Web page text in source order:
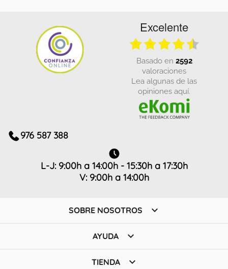
Excelente
basado en 2592
valoraciones
Lea algunas de las
opiniones aquí.
976 587 388
L-J: 9:00h a 14:00h - 15:30h a 17:30h
V: 9:00h a 14:00h
SOBRE NOSOTROS 
AYUDA 
TIENDA 